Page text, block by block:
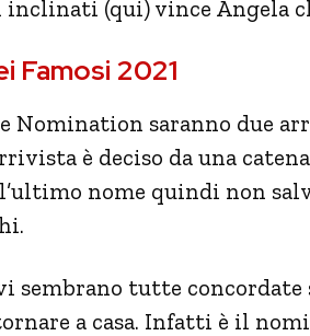
inclinati (qui) vince Angela
Famosi 2021
Nomination saranno due
è deciso da una
nome quindi non
tutte concordate
a casa. Infatti è il